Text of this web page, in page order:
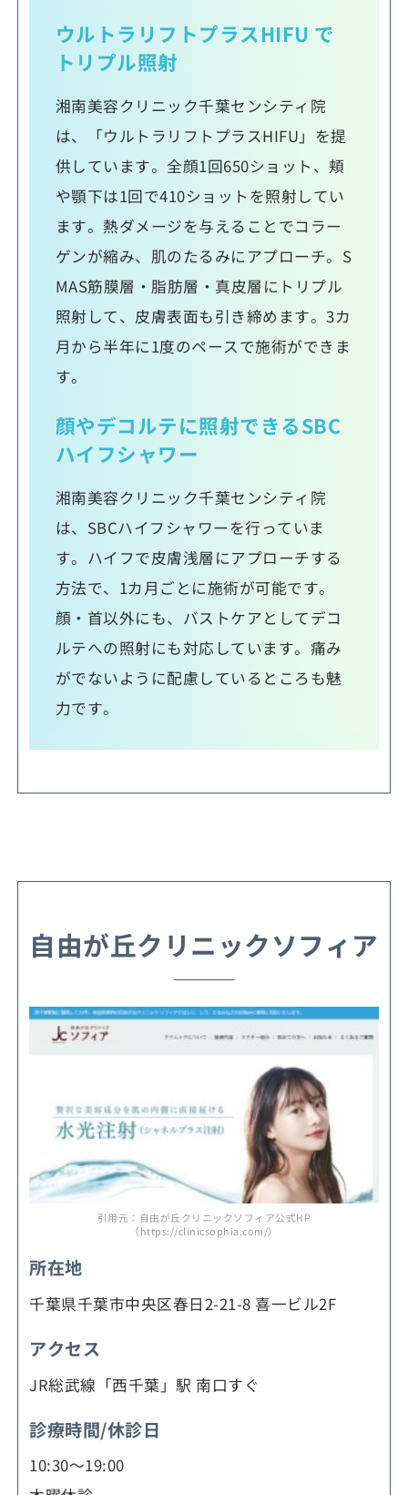
ウルトラリフトプラスHIFU で
トリプル照射
湘南美容クリニック千葉センシティ院
は、「ウルトラリフトプラスHIFU」を提
供しています。全顔1回650ショット、頬
や顎下は1回で410ショットを照射してい
ます。熱ダメージを与えることでコラー
ゲンが縮み、肌のたるみにアプローチ。S
MAS筋膜層・脂肪層・真皮層にトリプル
照射して、皮膚表面も引き締めます。3カ
月から半年に1度のペースで施術ができま
す。
顔やデコルテに照射できるSBC
ハイフシャワー
湘南美容クリニック千葉センシティ院
は、SBCハイフシャワーを行っていま
す。ハイフで皮膚浅層にアプローチする
方法で、1カ月ごとに施術が可能です。
顔・首以外にも、バストケアとしてデコ
ルテへの照射にも対応しています。痛み
がでないように配慮しているところも魅
力です。
自由が丘クリニックソフィア
引用元：自由が丘クリニックソフィア公式HP
（https://clinicsophia.com/）
所在地
千葉県千葉市中央区春日2-21-8 喜一ビル2F
アクセス
JR総武線「西千葉」駅 南口すぐ
診療時間/休診日
10:30～19:00